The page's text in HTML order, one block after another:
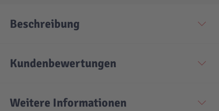
Aktion
Beschreibung
Kundenbewertungen
Weitere Informationen